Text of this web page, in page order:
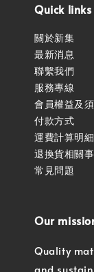
Quick links
關於新集
最新消息
聯繫我們
服務專線
會員權益及
付款方式
運費計算明
退換貨相關
常見問題
Our
Quality
and